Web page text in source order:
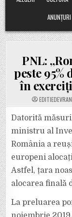
ANUNȚURI
PNL:
peste
în
Datorită
ministru al
România a
europeni
Astfel, țara
alocarea finală
La preluarea